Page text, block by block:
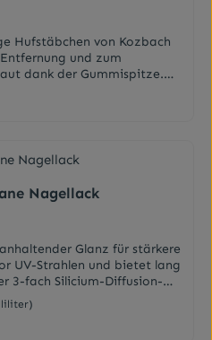
Hufstäbchen von Kozbach
und zum
dank der Gummispitze.
gepflegte Hände und
Nagellack
Glanz für stärkere
UV-Strahlen und bietet lang
3-fach Silicium-Diffusion-
wieder aufgebaut.
Formel, die leicht an den